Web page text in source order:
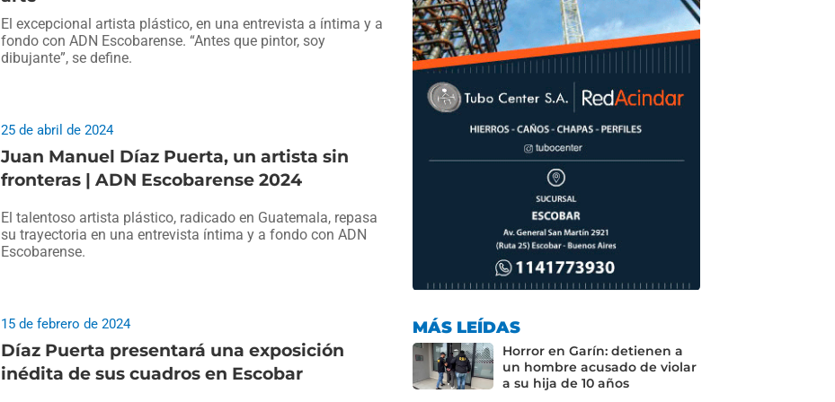
El excepcional artista plástico, en una entrevista a íntima y a
fondo con ADN Escobarense. “Antes que pintor, soy
dibujante”, se define.
Juan Manuel Díaz Puerta, un artista sin
fronteras | ADN Escobarense 2024
25 de abril de 2024
El talentoso artista plástico, radicado en Guatemala, repasa
su trayectoria en una entrevista íntima y a fondo con ADN
Escobarense.
Díaz Puerta presentará una exposición
inédita de sus cuadros en Escobar
15 de febrero de 2024 MÁS LEÍDAS
Horror en Garín: detienen a
un hombre acusado de violar
a su hija de 10 años